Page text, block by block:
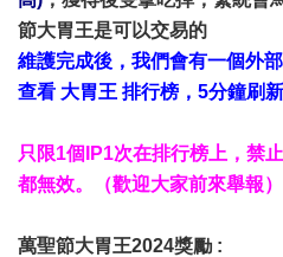
節大胃王是可以交易的
維護完成後，我們會有一個外
查看 大胃王 排行榜，5分鐘刷
只限1個IP1次在排行榜上，禁
都無效。（歡迎大家前來舉報）
萬聖節大胃王2024獎勵 :